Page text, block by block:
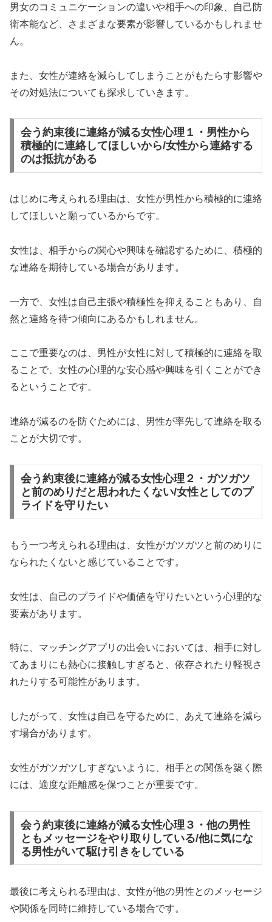
男女のコミュニケーションの違いや相手への印象、自己防
衛本能など、さまざまな要素が影響しているかもしれませ
ん。
また、女性が連絡を減らしてしまうことがもたらす影響や
その対処法についても探求していきます。
会う約束後に連絡が減る女性心理１・男性から
積極的に連絡してほしいから/女性から連絡する
のは抵抗がある
はじめに考えられる理由は、女性が男性から積極的に連絡
してほしいと願っているからです。
女性は、相手からの関心や興味を確認するために、積極的
な連絡を期待している場合があります。
一方で、女性は自己主張や積極性を抑えることもあり、自
然と連絡を待つ傾向にあるかもしれません。
ここで重要なのは、男性が女性に対して積極的に連絡を取
ることで、女性の心理的な安心感や興味を引くことができ
るということです。
連絡が減るのを防ぐためには、男性が率先して連絡を取る
ことが大切です。
会う約束後に連絡が減る女性心理２・ガツガツ
と前のめりだと思われたくない/女性としてのプ
ライドを守りたい
もう一つ考えられる理由は、女性がガツガツと前のめりに
なられたくないと感じていることです。
女性は、自己のプライドや価値を守りたいという心理的な
要素があります。
特に、マッチングアプリの出会いにおいては、相手に対し
てあまりにも熱心に接触しすぎると、依存されたり軽視さ
れたりする可能性があります。
したがって、女性は自己を守るために、あえて連絡を減ら
す場合があります。
女性がガツガツしすぎないように、相手との関係を築く際
には、適度な距離感を保つことが重要です。
会う約束後に連絡が減る女性心理３・他の男性
ともメッセージをやり取りしている/他に気にな
る男性がいて駆け引きをしている
最後に考えられる理由は、女性が他の男性とのメッセージ
や関係を同時に維持している場合です。